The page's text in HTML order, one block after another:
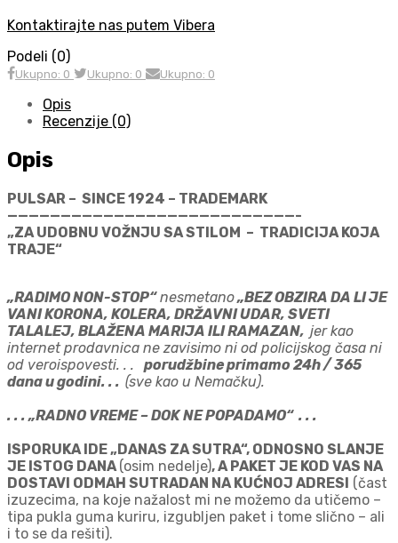
Kontaktirajte nas putem Vibera
Podeli (0)
Ukupno: 0 Ukupno: 0 Ukupno: 0
Opis
Recenzije (0)
Opis
PULSAR – SINCE 1924 – TRADEMARK
———————————————————————————-
„ZA UDOBNU VOŽNJU SA STILOM – TRADICIJA KOJA
TRAJE“
„RADIMO NON-STOP“nesmetano„BEZ OBZIRA DA LI JE
VANI KORONA, KOLERA, DRŽAVNI UDAR, SVETI
TALALEJ, BLAŽENA MARIJA ILI RAMAZAN, jer kao
internet prodavnica ne zavisimo ni od policijskog časa ni
od veroispovesti. . .
porudžbine primamo 24h / 365
dana u godini. . . (sve kao u Nemačku).
. . . „RADNO VREME – DOK NE POPADAMO“ . . .
ISPORUKA IDE „DANAS ZA SUTRA“, ODNOSNO SLANJE
JE ISTOG DANA (osim nedelje), A PAKET JE KOD VAS NA
DOSTAVI ODMAH SUTRADAN NA KUĆNOJ ADRESI (čast
izuzecima, na koje nažalost mi ne možemo da utičemo –
tipa pukla guma kuriru, izgubljen paket i tome slično – ali
i to se da rešiti).